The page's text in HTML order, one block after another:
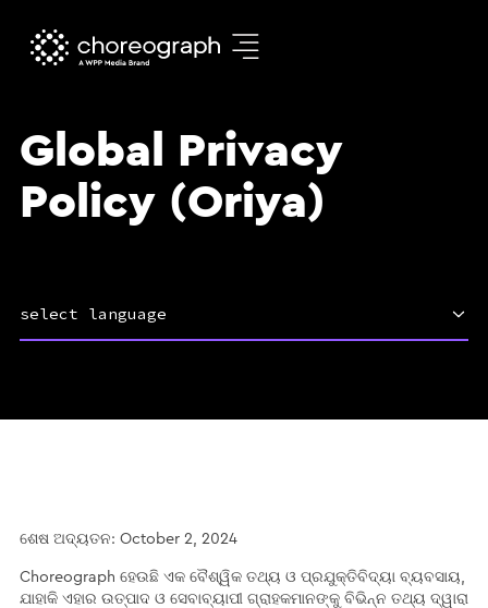
Global Privacy
Policy (Oriya)
select language
ଶେଷ ଅଦ୍ୟତନ: October 2, 2024
Choreograph ହେଉଛି ଏକ ବୈଶ୍ୱିକ ତଥ୍ୟ ଓ ପ୍ରଯୁକ୍ତିବିଦ୍ୟା ବ୍ୟବସାୟ,
ଯାହାକି ଏହାର ଉତ୍ପାଦ ଓ ସେବାବ୍ୟାପୀ ଗ୍ରାହକମାନଙ୍କୁ ବିଭିନ୍ନ ତଥ୍ୟ ଦ୍ୱାରା